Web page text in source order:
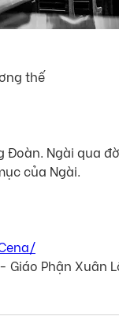
thế
Đoàn. Ngài qua
của Ngài.
Giáo Phận Xuân